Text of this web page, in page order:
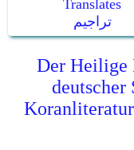
Translates
تراجيم
Der Heilige
deutscher